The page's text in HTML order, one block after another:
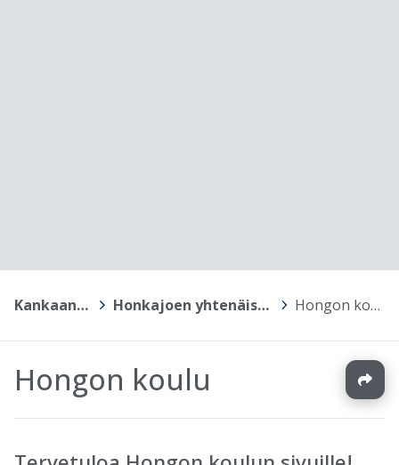
Kankaanpää > Honkajoen yhtenäiskoulu > Hongon koulu
Hongon koulu